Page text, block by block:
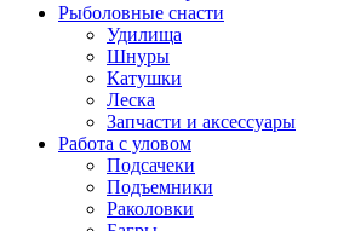
Рыболовные снасти
Удилища
Шнуры
Катушки
Леска
Запчасти и аксессуары
Работа с уловом
Подсачеки
Подъемники
Раколовки